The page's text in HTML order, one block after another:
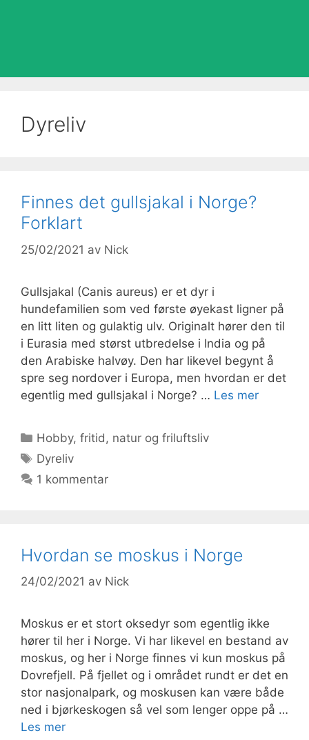
Dyreliv
Finnes det gullsjakal i Norge?
Forklart
25/02/2021 av Nick
Gullsjakal (Canis aureus) er et dyr i
hundefamilien som ved første øyekast ligner på
en litt liten og gulaktig ulv. Originalt hører den til
i Eurasia med størst utbredelse i India og på
den Arabiske halvøy. Den har likevel begynt å
spre seg nordover i Europa, men hvordan er det
egentlig med gullsjakal i Norge? … Les mer
Kategorier
Hobby, fritid, natur og friluftsliv
Stikkord
Dyreliv
1 kommentar
Hvordan se moskus i Norge
24/02/2021 av Nick
Moskus er et stort oksedyr som egentlig ikke
hører til her i Norge. Vi har likevel en bestand av
moskus, og her i Norge finnes vi kun moskus på
Dovrefjell. På fjellet og i området rundt er det en
stor nasjonalpark, og moskusen kan være både
ned i bjørkeskogen så vel som lenger oppe på …
Les mer